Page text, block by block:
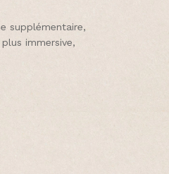
supplémentaire,
immersive,